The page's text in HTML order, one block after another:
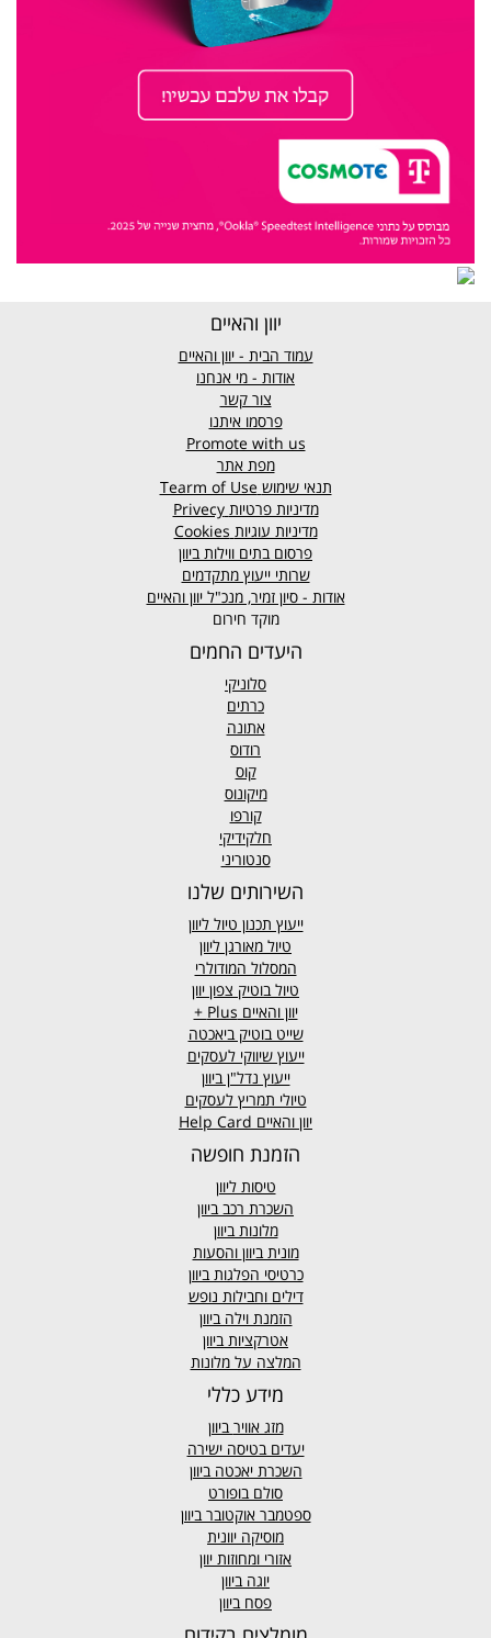
יוון והאיים
עמוד הבית - יוון והאיים
אודות - מי אנחנו
צור קשר
פרסמו איתנו
Promote with us
מפת אתר
תנאי שימוש
מדיניות פרטיות Privecy
מדיניות עוגיות Cookies
פרסום בתים ווילות ביוון
שרותי ייעוץ מתקדמים
אודות - סיון זמיר, מנכ"ל יוון והאיים
מוקד חירום
היעדים החמים
סלוניקי
כרתים
אתונה
רודוס
קוס
מיקונוס
קורפו
חלקידיקי
סנטוריני
השירותים שלנו
ייעוץ תכנון טיול ליוון
טיול מאורגן ליוון
המסלול המודולרי
טיול בוטיק צפון יוון
יוון והאיים Plus +
שייט בוטיק ביאכטה
ייעוץ שיווקי לעסקים
ייעוץ נדל"ן ביוון
טיולי תמריץ לעסקים
יוון והאיים Help Card
הזמנת חופשה
טיסות ליוון
השכרת רכב ביוון
מלונות ביוון
מונית ביוון והסעות
כרטיסי הפלגות ביוון
דילים וחבילות נופש
הזמנת וילה ביוון
אטרקציות ביוון
המלצה על מלונות
מידע כללי
מזג אוויר ביוון
יעדים בטיסה ישירה
השכרת יאכטה ביוון
סולם בופורט
ספטמבר אוקטובר ביוון
מוסיקה יוונית
אזורי ומחוזות יוון
יוגה ביוון
פסח ביוון